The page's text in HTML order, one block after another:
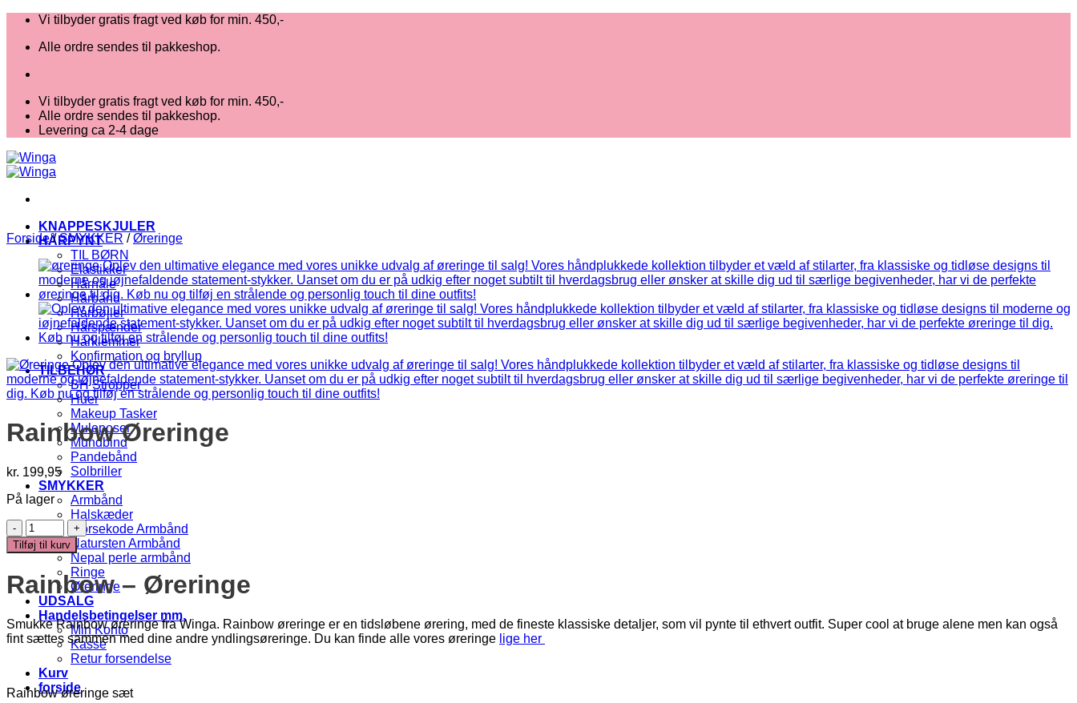
Fortsæt
indhold
Vi tilbyder gratis fragt ved køb for min. 450,-
Alle ordre sendes til pakkeshop.
Vi tilbyder gratis fragt ved køb for min. 450,-
Alle ordre sendes til pakkeshop.
Levering ca 2-4 dage
KNAPPESKJULER
HÅRPYNT
TIL BØRN
Elastikker
Hårnåle
Hårbånd
Hårbøjler
Hårspænder
Hårklemmer
Konfirmation og bryllup
TILBEHØR
BH Stropper
Huer
Makeup Tasker
Muleposer
Mundbind
Pandebånd
Solbriller
SMYKKER
Armbånd
Halskæder
Morsekode Armbånd
Natursten Armbånd
Nepal perle armbånd
Ringe
Øreringe
UDSALG
Handelsbetingelser mm.
Min Konto
Kasse
Retur forsendelse
Kurv
forside
Forside / SMYKKER / Øreringe
Rainbow Øreringe
kr. 199,95
På lager
Rainbow
Øreringe
antal
Tilføj til kurv
Rainbow – Øreringe
Smukke Rainbow øreringe fra Winga. Rainbow øreringe er en tidsløbene ørering, med de fineste klassiske detaljer, som vil pynte til ethvert outfit. Super cool at bruge alene men kan også
fint sættes sammen med dine andre yndlingsøreringe. Du kan finde alle vores øreringe lige her
Rainbow øreringe sæt